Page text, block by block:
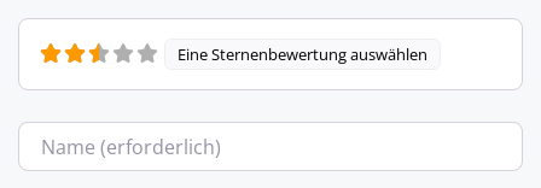
Eine Sternenbewertung auswählen
Name